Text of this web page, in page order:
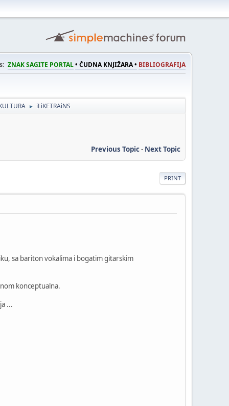
ZNAK SAGITE PORTAL• ČUDNA KNJIŽARA • BIBLIOGRAFIJA
► iLiKETRAiNS
Previous Topic- Next Topic
PRINT
sa bariton vokalima i bogatim gitarskim
konceptualna.
...